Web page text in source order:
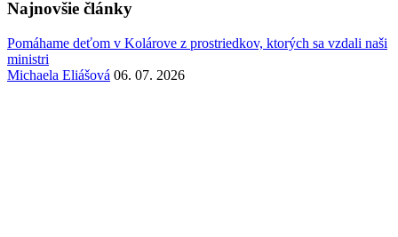
Najnovšie články
Pomáhame deťom v Kolárove z prostriedkov, ktorých sa vzdali naši
ministri
Michaela Eliášová 06. 07. 2026